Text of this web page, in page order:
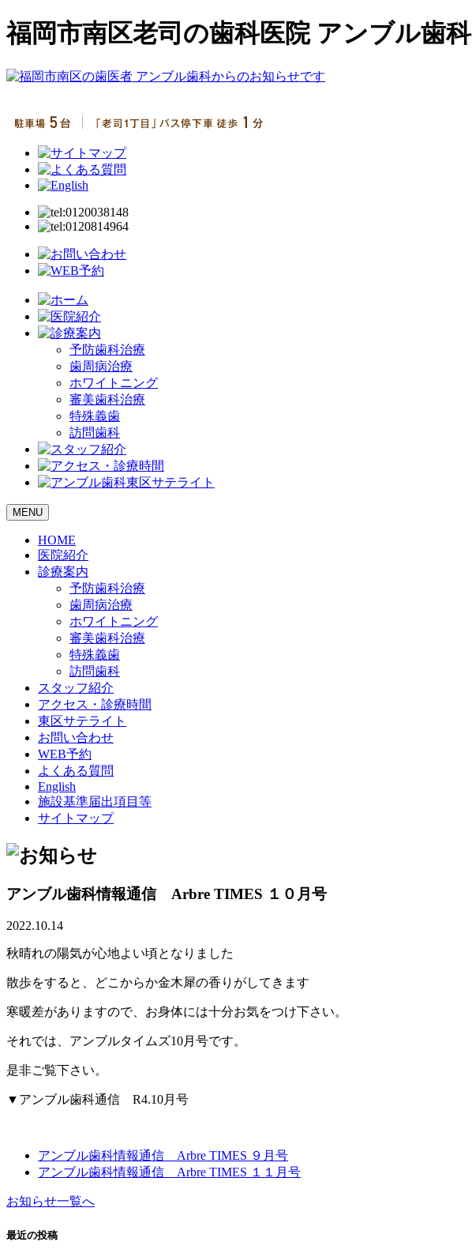
福岡市南区老司の歯科医院 アンブル歯科
予防歯科治療
歯周病治療
ホワイトニング
審美歯科治療
特殊義歯
訪問歯科
MENU
HOME
医院紹介
診療案内
予防歯科治療
歯周病治療
ホワイトニング
審美歯科治療
特殊義歯
訪問歯科
スタッフ紹介
アクセス・診療時間
東区サテライト
お問い合わせ
WEB予約
よくある質問
English
施設基準届出項目等
サイトマップ
アンブル歯科情報通信 Arbre TIMES １０月号
2022.10.14
秋晴れの陽気が心地よい頃となりました
散歩をすると、どこからか金木犀の香りがしてきます
寒暖差がありますので、お身体には十分お気をつけ下さい。
それでは、アンブルタイムズ10月号です。
是非ご覧下さい。
▼アンブル歯科通信 R4.10月号
アンブル歯科情報通信 Arbre TIMES ９月号
アンブル歯科情報通信 Arbre TIMES １１月号
お知らせ一覧へ
最近の投稿